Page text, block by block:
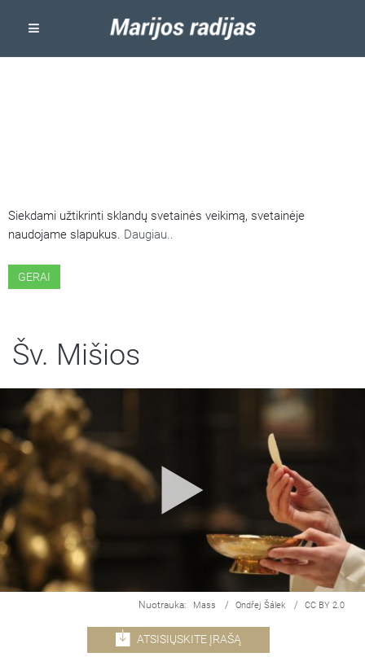
Siekdami užtikrinti sklandų svetainės veikimą, svetainėje
naudojame slapukus. Daugiau..
GERAI
Šv. Mišios
Nuotrauka: Mass / Ondřej Šálek / CC BY 2.0
ATSISIŲSKITE ĮRAŠĄ